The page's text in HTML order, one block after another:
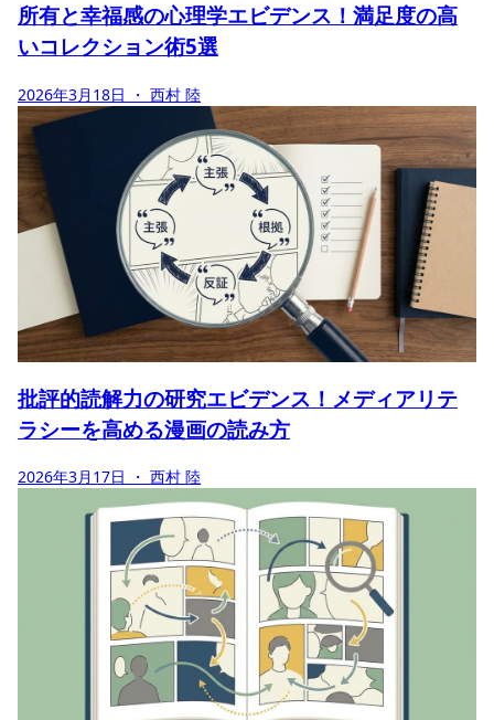
所有と幸福感の心理学エビデンス！満足度の高
いコレクション術5選
2026年3月18日 ・ 西村 陸
批評的読解力の研究エビデンス！メディアリテ
ラシーを高める漫画の読み方
2026年3月17日 ・ 西村 陸